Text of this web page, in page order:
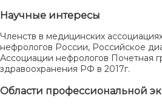
Научные интересы
Членств в медицинских
нефрологов России, Российское
Ассоциации нефрологов Почетная
здравоохранения РФ в 2017г.
Области профессиональной